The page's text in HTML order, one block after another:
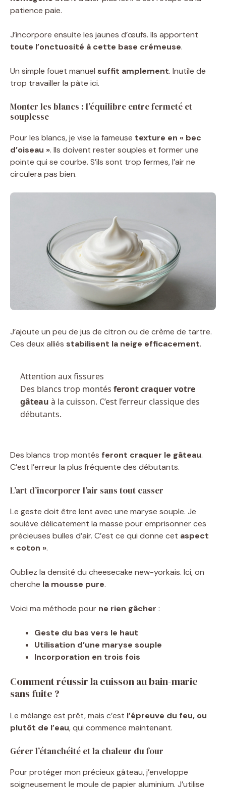
patience paie.
J’incorpore ensuite les jaunes d’œufs. Ils apportent
toute l’onctuosité à cette base crémeuse.
Un simple fouet manuel suffit amplement. Inutile de
trop travailler la pâte ici.
Monter les blancs : l’équilibre entre fermeté et
souplesse
Pour les blancs, je vise la fameuse texture en « bec
d’oiseau ». Ils doivent rester souples et former une
pointe qui se courbe. S’ils sont trop fermes, l’air ne
circulera pas bien.
J’ajoute un peu de jus de citron ou de crème de tartre.
Ces deux alliés stabilisent la neige efficacement.
Attention aux fissures
Des blancs trop montés feront craquer votre
gâteau à la cuisson. C’est l’erreur classique des
débutants.
Des blancs trop montés feront craquer le gâteau.
C’est l’erreur la plus fréquente des débutants.
L’art d’incorporer l’air sans tout casser
Le geste doit être lent avec une maryse souple. Je
soulève délicatement la masse pour emprisonner ces
précieuses bulles d’air. C’est ce qui donne cet aspect
« coton ».
Oubliez la densité du cheesecake new-yorkais. Ici, on
cherche la mousse pure.
Voici ma méthode pour ne rien gâcher :
Geste du bas vers le haut
Utilisation d’une maryse souple
Incorporation en trois fois
Comment réussir la cuisson au bain-marie
sans fuite ?
Le mélange est prêt, mais c’est l’épreuve du feu, ou
plutôt de l’eau, qui commence maintenant.
Gérer l’étanchéité et la chaleur du four
Pour protéger mon précieux gâteau, j’enveloppe
soigneusement le moule de papier aluminium. J’utilise